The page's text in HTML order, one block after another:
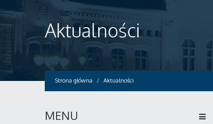
Aktualności
Strona główna Aktualności
MENU